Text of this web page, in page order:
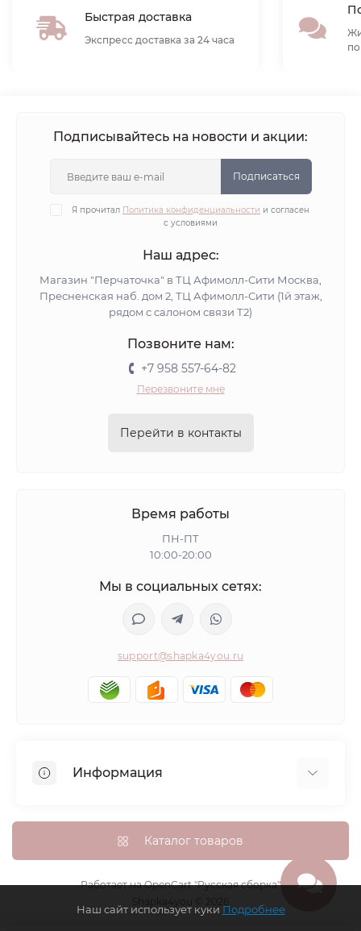
Быстрая доставка
Экспресс доставка за 24 часа
Подписывайтесь на новости и акции:
Подписаться
Я прочитал Политика конфиденциальности и согласен
с условиями
Наш адрес:
Магазин "Перчаточка" в ТЦ Афимолл-Сити Москва,
Пресненская наб. дом 2, ТЦ Афимолл-Сити (1й этаж,
рядом с салоном связи Т2)
Позвоните нам:
+7 958 557-64-82
Перезвоните мне
Перейти в контакты
Время работы
ПН-ПТ
10:00-20:00
Мы в социальных сетях:
support@shapka4you.ru
Информация
Доставка, оплата и бонусные баллы
Гарантия возврата
Политика конфиденциальности
Контакты
Каталог товаров
Работает наOpenCart "Русская сборка"
Наш сайт использует куки Подробнее